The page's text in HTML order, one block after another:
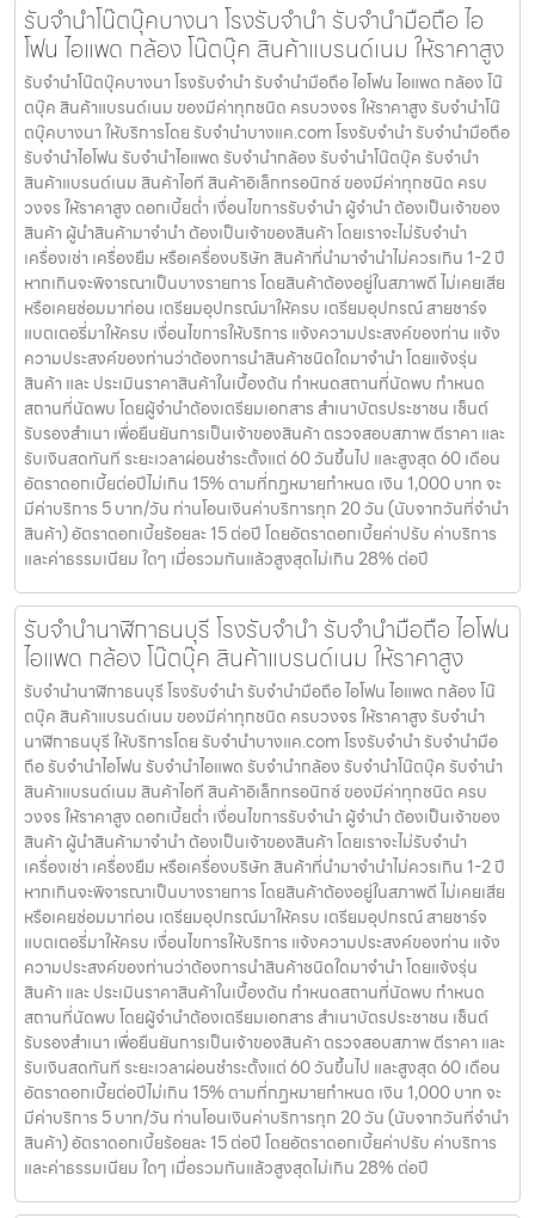
รับจำนำโน๊ตบุ๊คบางนา โรงรับจำนำ รับจำนำมือถือ ไอ
โฟน ไอแพด กล้อง โน๊ตบุ๊ค สินค้าแบรนด์เนม ให้ราคาสูง
รับจำนำโน๊ตบุ๊คบางนา โรงรับจำนำ รับจำนำมือถือ ไอโฟน ไอแพด กล้อง โน๊
ตบุ๊ค สินค้าแบรนด์เนม ของมีค่าทุกชนิด ครบวงจร ให้ราคาสูง รับจำนำโน๊
ตบุ๊คบางนา ให้บริการโดย รับจํานําบางแค.com โรงรับจำนำ รับจำนำมือถือ
รับจำนำไอโฟน รับจำนำไอแพด รับจำนำกล้อง รับจำนำโน๊ตบุ๊ค รับจำนำ
สินค้าแบรนด์เนม สินค้าไอที สินค้าอิเล็กทรอนิกซ์ ของมีค่าทุกชนิด ครบ
วงจร ให้ราคาสูง ดอกเบี้ยต่ำ เงื่อนไขการรับจำนำ ผู้จำนำ ต้องเป็นเจ้าของ
สินค้า ผู้นำสินค้ามาจำนำ ต้องเป็นเจ้าของสินค้า โดยเราจะไม่รับจำนำ
เครื่องเช่า เครื่องยืม หรือเครื่องบริษัท สินค้าที่นำมาจำนำไม่ควรเกิน 1-2 ปี
หากเกินจะพิจารณาเป็นบางรายการ โดยสินค้าต้องอยู่ในสภาพดี ไม่เคยเสีย
หรือเคยซ่อมมาก่อน เตรียมอุปกรณ์มาให้ครบ เตรียมอุปกรณ์ สายชาร์จ
แบตเตอรี่มาให้ครบ เงื่อนไขการให้บริการ แจ้งความประสงค์ของท่าน แจ้ง
ความประสงค์ของท่านว่าต้องการนำสินค้าชนิดใดมาจำนำ โดยแจ้งรุ่น
สินค้า และ ประเมินราคาสินค้าในเบื้องต้น กำหนดสถานที่นัดพบ กำหนด
สถานที่นัดพบ โดยผู้จำนำต้องเตรียมเอกสาร สำเนาบัตรประชาชน เซ็นต์
รับรองสำเนา เพื่อยืนยันการเป็นเจ้าของสินค้า ตรวจสอบสภาพ ตีราคา และ
รับเงินสดทันที ระยะเวลาผ่อนชำระตั้งแต่ 60 วันขึ้นไป และสูงสุด 60 เดือน
อัตราดอกเบี้ยต่อปีไม่เกิน 15% ตามที่กฏหมายกำหนด เงิน 1,000 บาท จะ
มีค่าบริการ 5 บาท/วัน ท่านโอนเงินค่าบริการทุก 20 วัน (นับจากวันที่จำนำ
สินค้า) อัตราดอกเบี้ยร้อยละ 15 ต่อปี โดยอัตราดอกเบี้ยค่าปรับ ค่าบริการ
และค่าธรรมเนียม ใดๆ เมื่อรวมกันแล้วสูงสุดไม่เกิน 28% ต่อปี
รับจำนำนาฬิกาธนบุรี โรงรับจำนำ รับจำนำมือถือ ไอโฟน
ไอแพด กล้อง โน๊ตบุ๊ค สินค้าแบรนด์เนม ให้ราคาสูง
รับจำนำนาฬิกาธนบุรี โรงรับจำนำ รับจำนำมือถือ ไอโฟน ไอแพด กล้อง โน๊
ตบุ๊ค สินค้าแบรนด์เนม ของมีค่าทุกชนิด ครบวงจร ให้ราคาสูง รับจำนำ
นาฬิกาธนบุรี ให้บริการโดย รับจํานําบางแค.com โรงรับจำนำ รับจำนำมือ
ถือ รับจำนำไอโฟน รับจำนำไอแพด รับจำนำกล้อง รับจำนำโน๊ตบุ๊ค รับจำนำ
สินค้าแบรนด์เนม สินค้าไอที สินค้าอิเล็กทรอนิกซ์ ของมีค่าทุกชนิด ครบ
วงจร ให้ราคาสูง ดอกเบี้ยต่ำ เงื่อนไขการรับจำนำ ผู้จำนำ ต้องเป็นเจ้าของ
สินค้า ผู้นำสินค้ามาจำนำ ต้องเป็นเจ้าของสินค้า โดยเราจะไม่รับจำนำ
เครื่องเช่า เครื่องยืม หรือเครื่องบริษัท สินค้าที่นำมาจำนำไม่ควรเกิน 1-2 ปี
หากเกินจะพิจารณาเป็นบางรายการ โดยสินค้าต้องอยู่ในสภาพดี ไม่เคยเสีย
หรือเคยซ่อมมาก่อน เตรียมอุปกรณ์มาให้ครบ เตรียมอุปกรณ์ สายชาร์จ
แบตเตอรี่มาให้ครบ เงื่อนไขการให้บริการ แจ้งความประสงค์ของท่าน แจ้ง
ความประสงค์ของท่านว่าต้องการนำสินค้าชนิดใดมาจำนำ โดยแจ้งรุ่น
สินค้า และ ประเมินราคาสินค้าในเบื้องต้น กำหนดสถานที่นัดพบ กำหนด
สถานที่นัดพบ โดยผู้จำนำต้องเตรียมเอกสาร สำเนาบัตรประชาชน เซ็นต์
รับรองสำเนา เพื่อยืนยันการเป็นเจ้าของสินค้า ตรวจสอบสภาพ ตีราคา และ
รับเงินสดทันที ระยะเวลาผ่อนชำระตั้งแต่ 60 วันขึ้นไป และสูงสุด 60 เดือน
อัตราดอกเบี้ยต่อปีไม่เกิน 15% ตามที่กฏหมายกำหนด เงิน 1,000 บาท จะ
มีค่าบริการ 5 บาท/วัน ท่านโอนเงินค่าบริการทุก 20 วัน (นับจากวันที่จำนำ
สินค้า) อัตราดอกเบี้ยร้อยละ 15 ต่อปี โดยอัตราดอกเบี้ยค่าปรับ ค่าบริการ
และค่าธรรมเนียม ใดๆ เมื่อรวมกันแล้วสูงสุดไม่เกิน 28% ต่อปี